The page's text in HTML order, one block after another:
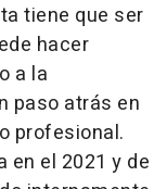
tiene que ser
hacer
a la
paso atrás en
profesional.
en el 2021 y de